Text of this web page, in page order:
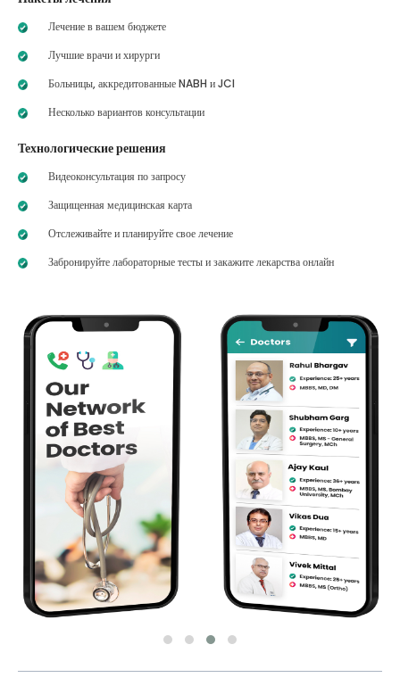
Лечение в вашем бюджете
Лучшие врачи и хирурги
Больницы, аккредитованные NABH и JCI
Несколько вариантов консультации
Технологические решения
Видеоконсультация по запросу
Защищенная медицинская карта
Отслеживайте и планируйте свое лечение
Забронируйте лабораторные тесты и закажите лекарства онлайн